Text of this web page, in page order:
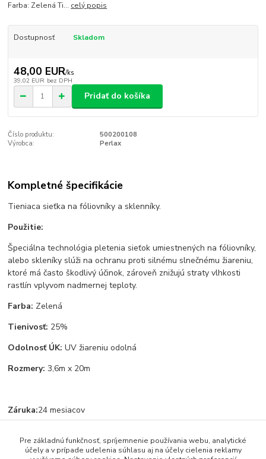
Farba: Zelená Ti... celý popis
Dostupnosť Skladom
48,00 EUR/ks
39,02 EUR bez DPH
Pridať do košíka
Číslo produktu:
500200108
Výrobca:
Perlax
Kompletné špecifikácie
Tieniaca sieťka na fóliovníky a sklenníky.
Použitie:
Špeciálna technológia pletenia sieťok umiestnených na fóliovníky,
alebo skleníky slúži na ochranu proti silnému slnečnému žiareniu,
ktoré má často škodlivý účinok, zároveň znižujú straty vlhkosti
rastlín vplyvom nadmernej teploty.
Farba: Zelená
Tienivosť: 25%
Odolnosť ÚK: UV žiareniu odolná
Rozmery: 3,6m x 20m
Záruka:24 mesiacov
Tovar zaradený v kategóriách
Pre základnú funkčnosť, spríjemnenie používania webu, analytické
účely a v prípade udelenia súhlasu aj na účely cielenia reklamy